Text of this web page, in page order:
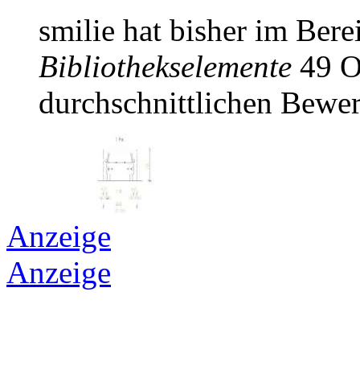
smilie hat bisher im
Bibliothekselemente 49
durchschnittlichen
Anzeige
Anzeige